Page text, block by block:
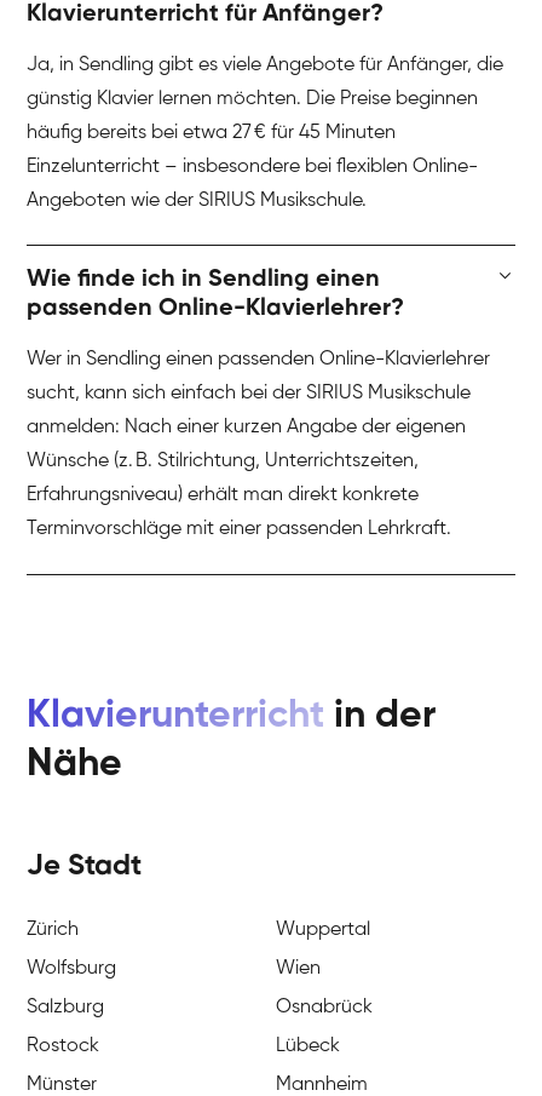
Klavierunterricht für Anfänger?
Ja, in Sendling gibt es viele Angebote für Anfänger, die
günstig Klavier lernen möchten. Die Preise beginnen
häufig bereits bei etwa 27 € für 45 Minuten
Einzelunterricht – insbesondere bei flexiblen Online-
Angeboten wie der SIRIUS Musikschule.
Wie finde ich in Sendling einen
passenden Online-Klavierlehrer?
Wer in Sendling einen passenden Online-Klavierlehrer
sucht, kann sich einfach bei der SIRIUS Musikschule
anmelden: Nach einer kurzen Angabe der eigenen
Wünsche (z. B. Stilrichtung, Unterrichtszeiten,
Erfahrungsniveau) erhält man direkt konkrete
Terminvorschläge mit einer passenden Lehrkraft.
Klavierunterricht in der
Nähe
Je Stadt
Zürich
Wuppertal
Wolfsburg
Wien
Salzburg
Osnabrück
Rostock
Lübeck
Münster
Mannheim